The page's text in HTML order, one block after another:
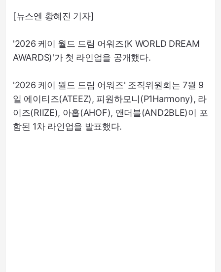
[뉴스엔 황혜진 기자]
'2026 케이 월드 드림 어워즈(K WORLD DREAM
AWARDS)'가 첫 라인업을 공개했다.
'2026 케이 월드 드림 어워즈' 조직위원회는 7월 9
일 에이티즈(ATEEZ), 피원하모니(P1Harmony), 라
이즈(RIIZE), 아홉(AHOF), 앤더블(AND2BLE)이 포
함된 1차 라인업을 발표했다.